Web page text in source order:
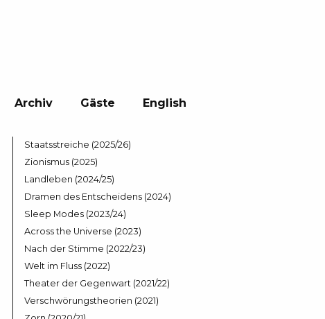
Archiv Gäste English
Staatsstreiche (2025/26)
Zionismus (2025)
Landleben (2024/25)
Dramen des Entscheidens (2024)
Sleep Modes (2023/24)
Across the Universe (2023)
Nach der Stimme (2022/23)
Welt im Fluss (2022)
Theater der Gegenwart (2021/22)
Verschwörungstheorien (2021)